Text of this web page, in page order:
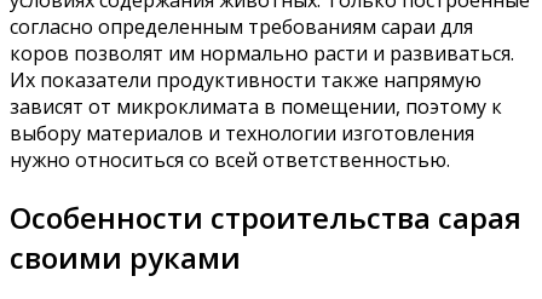
согласно определенным требованиям сараи для
коров позволят им нормально расти и развиваться.
Их показатели продуктивности также напрямую
зависят от микроклимата в помещении, поэтому к
выбору материалов и технологии изготовления
нужно относиться со всей ответственностью.
Особенности строительства сарая
своими руками